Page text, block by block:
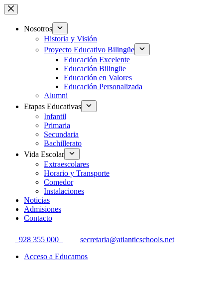
Saltar
al
contenidoNosotros
Historia y Visión
Proyecto Educativo Bilingüe
Educación Excelente
Educación Bilingüe
Educación en Valores
Educación Personalizada
Alumni
Etapas Educativas
Infantil
Primaria
Secundaria
Bachillerato
Vida Escolar
Extraescolares
Horario y Transporte
Comedor
Instalaciones
Noticias
Admisiones
Contacto
928 355 000
secretaria@atlanticschools.net
Acceso a Educamos